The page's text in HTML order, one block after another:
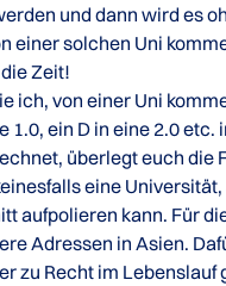
und dann wird es
einer solchen Uni
Zeit!
ich, von einer Uni
1.0, ein D in eine 2.0 etc.
überlegt euch die
eine
aufpolieren kann. Für
Adressen in Asien.
zu Recht im Lebenslauf